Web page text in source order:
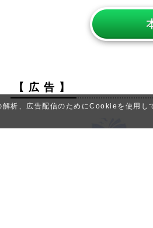
析、広告配信のためにCookieを使用
【 広 告 】